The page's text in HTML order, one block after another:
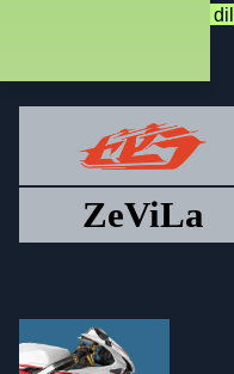
professionisti che per i
ZeViLa